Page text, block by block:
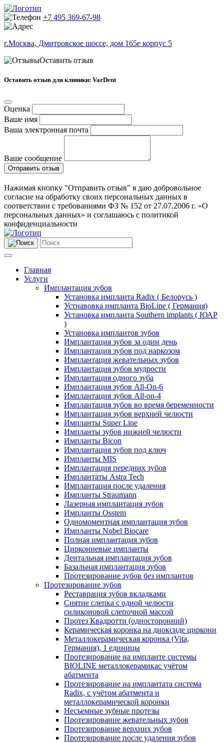
+7 495 369-67-98
г.Москва, Дмитровское шоссе, дом 165е корпус 5
Оставить отзыв
Оставить отзыв для клиники: VarDent
Оценка
Ваше имя
Ваша электронная почта
Ваше сообщение
Отправить отзыв
Нажимая кнопку "Отправить отзыв" я даю добровольное
согласие на обработку своих персональных данных в
соответствии с требованиями ФЗ № 152 от 27.07.2006 г. «О
персональных данных» и соглашаюсь с политикой
конфиденциальности
Главная
Услуги
Имплантация зубов
Установка импланта Radix ( Белорусь )
Устнавовка импланта BioLine ( Германия)
Установка импланта Southern implants ( ЮАР
)
Установка имплантов зубов
Имплантация зубов за один день
Имплантация зубов под наркозом
Имплантация жевательных зубов
Имплантация зубов мудрости
Имплантация одного зуба
Имплантация зубов All-On-6
Имплантация зубов All-on-4
Имплантация зубов во время беременности
Имплантация зубов верхней челюсти
Импланты Super Line
Импланты зубов нижней челюсти
Импланты Bicon
Имплантация зубов под ключ
Импланты MIS
Имплантация передних зубов
Имплантаты Astra Tech
Имплантация после удаления
Импланты Straumann
Лазерная имплантация зубов
Импланты Osstem
Одномоментная имплантация зубов
Импланты Nobel Biocare
Полная имплантация зубов
Циркониевые импланты
Дентальная имплантация зубов
Базальная имплантация зубов
Протезирование зубов без имплантов
Протезирование зубов
Реставрация зубов вкладками
Снятие слепка с одной челюсти
силиконовой слепочной массой
Протез Квадротти (односторонний)
Керамическая коронка на диоксиде циркони
Металлокерамическая коронка (Vita,
Германия), 1 единицы
Протезирование на импланте системы
BIOLINE металлокерамикас учётом
абатмента
Протезирование на имплантата система
Radix, с учётом абатмента и
металлокерамической коронки
Несъемные зубные протезы
Протезирование жевательных зубов
Протезирование верхних зубов
Протезирование после удаления зубов